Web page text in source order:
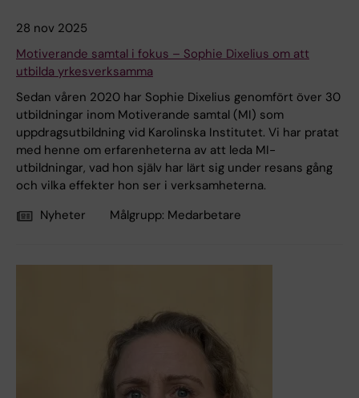
28 nov 2025
Motiverande samtal i fokus – Sophie Dixelius om att
utbilda yrkesverksamma
Sedan våren 2020 har Sophie Dixelius genomfört över 30
utbildningar inom Motiverande samtal (MI) som
uppdragsutbildning vid Karolinska Institutet. Vi har pratat
med henne om erfarenheterna av att leda MI-
utbildningar, vad hon själv har lärt sig under resans gång
och vilka effekter hon ser i verksamheterna.
Nyheter
Målgrupp: Medarbetare